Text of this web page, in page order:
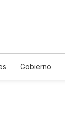
Gobierno